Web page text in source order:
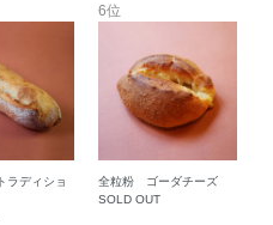
ラディショ
6位
全粒粉 ゴーダチーズ
SOLD OUT